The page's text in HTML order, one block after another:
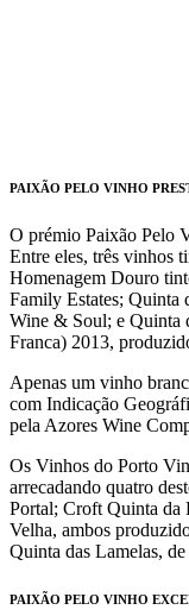
PAIXÃO PELO VINHO
O prémio Paixão Pelo
Entre eles, três vinhos
Homenagem Douro
Family Estates; Quinta
Wine & Soul; e Quinta
Franca) 2013,
Apenas um vinho
com Indicação
pela Azores Wine
Os Vinhos do Porto
arrecadando quatro
Portal; Croft Quinta da
Velha, ambos
Quinta das Lamelas,
PAIXÃO PELO VINHO